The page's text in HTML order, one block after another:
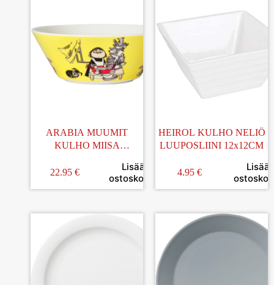
ARABIA MUUMIT
KULHO MIISA
22.95 €
Lisää
ostoskoriin
HEIROL KULHO NELIÖ
LUUPOSLIINI 12x12CM
4.95 €
Lisää